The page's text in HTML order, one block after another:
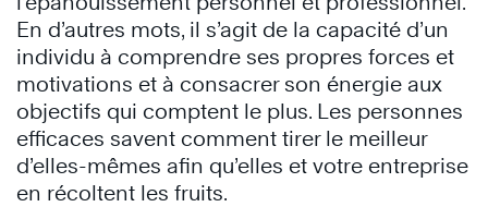
En d’autres mots, il s’agit de la capacité d’un
individu à comprendre ses propres forces et
motivations et à consacrer son énergie aux
objectifs qui comptent le plus. Les personnes
efficaces savent comment tirer le meilleur
d’elles-mêmes afin qu’elles et votre entreprise
en récoltent les fruits.